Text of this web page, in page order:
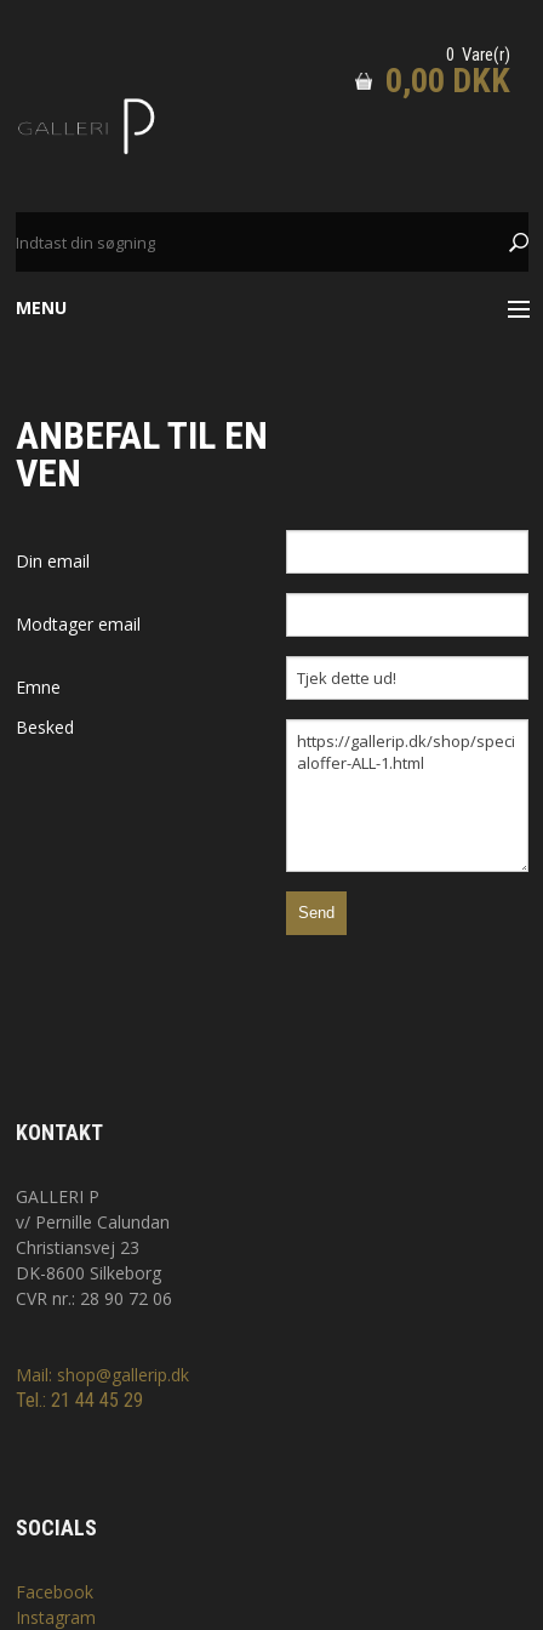
0 Vare(r)
0,00 DKK
MENU
TEGNINGER
KERAMIK
SKULPTURER
UINDRAMMEDE VÆRKER
VILKÅR
INSPIRATION
ANBEFAL TIL EN
VEN
Din email
Modtager email
Emne
Besked
KONTAKT
GALLERI P
v/ Pernille Calundan
Christiansvej 23
DK-8600 Silkeborg
CVR nr.: 28 90 72 06
Mail: shop@gallerip.dk
Tel.: 21 44 45 29
SOCIALS
Facebook
Instagram